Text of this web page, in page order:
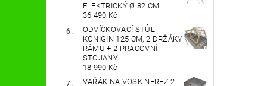
ELEKTRICKÝ Ø 82 CM
36 490 Kč
ODVÍČKOVACÍ STŮL
KONIGIN 125 CM, 2 DRŽÁKY
RÁMU + 2 PRACOVNÍ
STOJANY
18 990 Kč
VAŘÁK NA VOSK NEREZ 2